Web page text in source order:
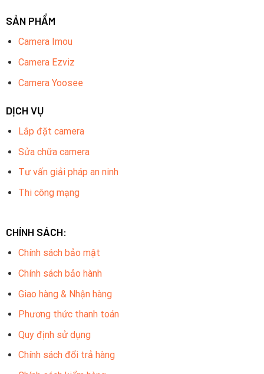
SẢN PHẨM
Camera Imou
Camera Ezviz
Camera Yoosee
DỊCH VỤ
Lắp đặt camera
Sửa chữa camera
Tư vấn giải pháp an ninh
Thi công mạng
CHÍNH SÁCH:
Chính sách bảo mật
Chính sách bảo hành
Giao hàng & Nhận hàng
Phương thức thanh toán
Quy định sử dụng
Chính sách đổi trả hàng